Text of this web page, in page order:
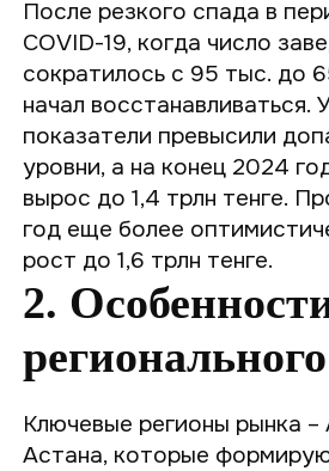
После резкого спада в
COVID-19, когда число
сократилось с 95 тыс. до
начал восстанавливаться.
показатели превысили
уровни, а на конец 2024
вырос до 1,4 трлн тенге.
год еще более
рост до 1,6 трлн тенге.
2.
Ключевые регионы рынка
Астана, которые